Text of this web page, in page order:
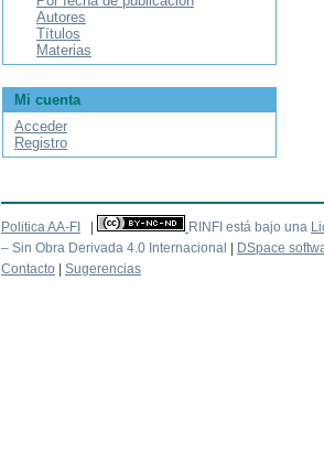
Autores
Títulos
Materias
Mi cuenta
Acceder
Registro
Politica AA-FI RINFI está bajo una
– Sin Obra Derivada 4.0 Internacional
DSpace
Contacto Sugerencias